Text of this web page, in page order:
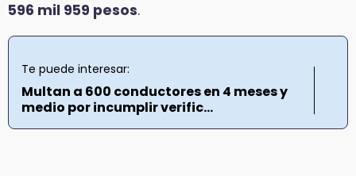
596 mil 959 pesos.
Te puede interesar:
Multan a 600 conductores en 4 meses y
medio por incumplir verific...